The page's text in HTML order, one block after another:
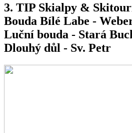
3. TIP Skialpy &
Bouda Bílé Labe -
Luční bouda - Stará
Dlouhý důl - Sv. Petr